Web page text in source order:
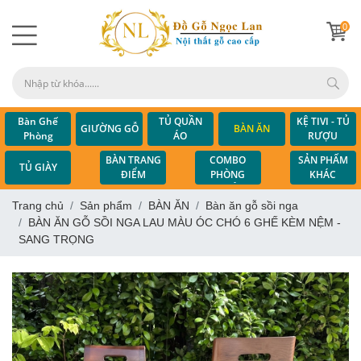
0
Bàn Ghế
Phòng
Khách
GIƯỜNG GỖ
TỦ QUẦN
ÁO
BÀN ĂN
KỆ TIVI - TỦ
RƯỢU
TỦ GIÀY
BÀN TRANG
ĐIỂM
COMBO
PHÒNG
NGỦ
SẢN PHẨM
KHÁC
Trang chủ Sản phẩm BÀN ĂN
Bàn ăn gỗ sồi nga
BÀN ĂN GỖ SỒI NGA LAU MÀU ÓC CHÓ 6 GHẾ KÈM NỆM -
SANG TRỌNG